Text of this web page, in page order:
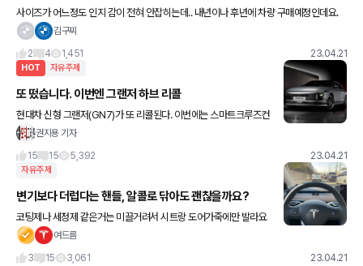
사이즈가 어느정도 인지 감이 전혀 안잡히는데.. 내년이나 후년에 차량 구매예정인데요.
현재 제일 구매가능성이 높은 차가 gv80인데 실내크기가 비슷한지 궁금합니다.
김구찌
2
4 1,451 23.04.21
HOT 자유주제
또 떴습니다. 이번엔 그랜저 하브 리콜
현대차 신형 그랜저(GN7)가 또 리콜된다. 이번에는 스마트크루즈컨
트롤 사용 중 언덕길에서 뒤로 밀리는 결함이다. 리콜 대상은 그랜저
권지용 기자
15
15 5,392 23.04.21
자유주제
변기보다 더럽다는 핸들, 알콜로 닦아도 괜찮을까요?
코팅제나 세정제 같은거는 미끌거려서 시트랑 도어가죽에만 발라요
스티어링 같이 손 많이 닿는곳은 물티슈나 알콜로 소독겸해서 닦아줘
여드름
3
15 3,061 23.04.21